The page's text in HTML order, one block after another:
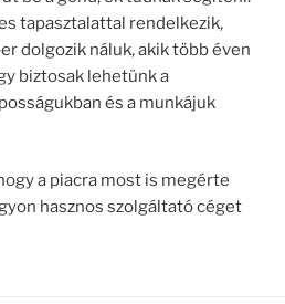
tapasztalattal rendelkezik,
dolgozik náluk, akik több éven
biztosak lehetünk a
és a munkájuk
a piacra most is megérte
hasznos szolgáltató céget